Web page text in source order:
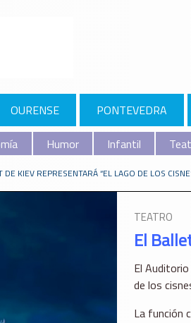
OURENSE PONTEVEDRA
Humor Infantil
DE KIEV REPRESENTARÁ “EL LAGO DE LOS
TEATRO
El
El
de los
La función